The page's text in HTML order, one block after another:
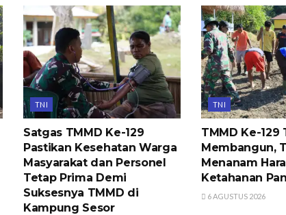
TNI
Satgas TMMD Ke-129
Pastikan Kesehatan Warga
Masyarakat dan Personel
Tetap Prima Demi
Suksesnya TMMD di
Kampung Sesor
TNI
TMMD Ke-129
Membangun,
Menanam
Ketahanan
6 AGUSTUS 2026